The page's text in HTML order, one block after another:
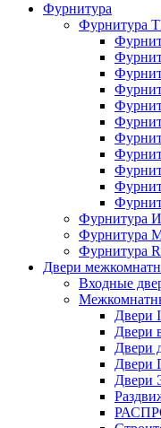
Фурнитура
Фурнитура
Фурнитура
Фурнитура
Фурнитура
Двери
Входные
Двери
Двери
Двери
Двери
Двери